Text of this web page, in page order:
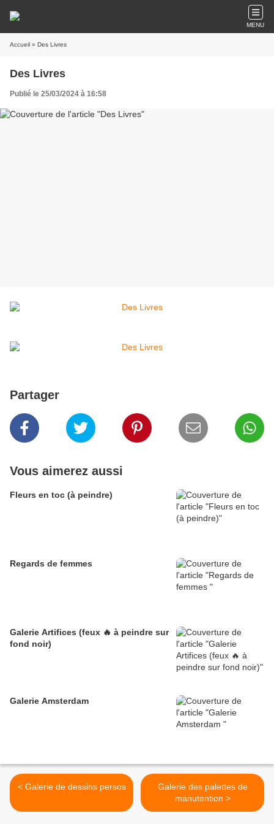
MENU
Accueil » Des Livres
Des Livres
Publié le 25/03/2024 à 16:58
Partager
Vous aimerez aussi
Fleurs en toc (à peindre)
Regards de femmes
Galerie Artifices (feux 🔥 à peindre sur
fond noir)
Galerie Amsterdam
< Galerie de dessins persos
Galerie des palettes de
manutention >